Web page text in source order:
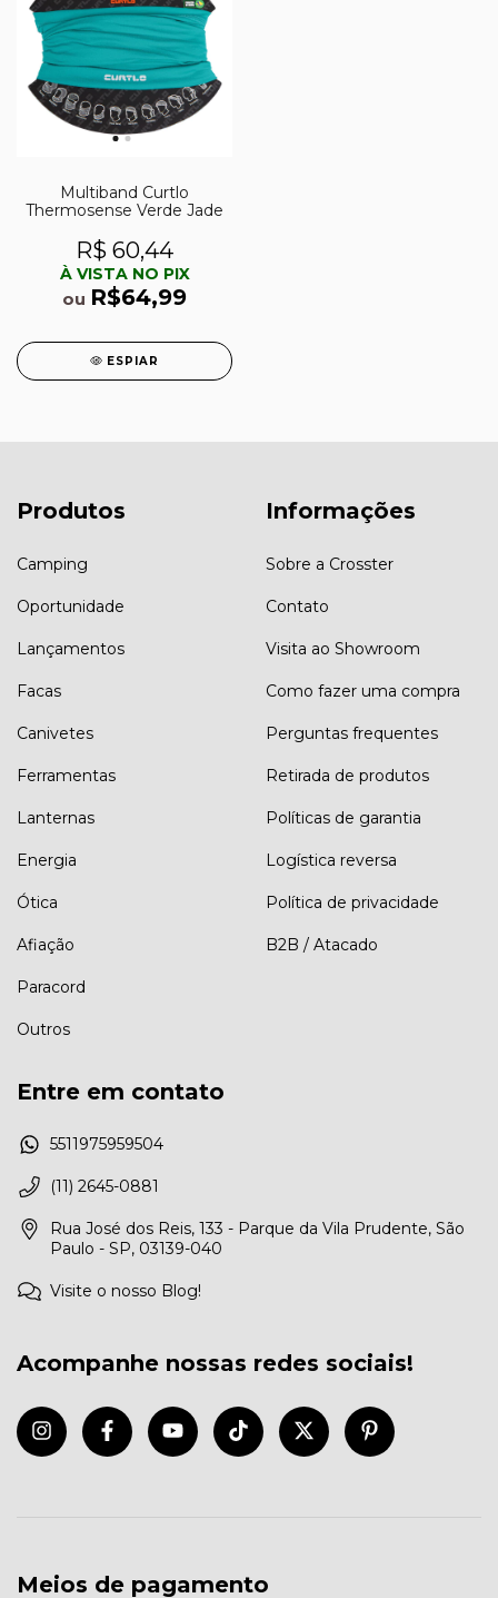
Multiband Curtlo
Thermosense Verde Jade
R$ 60,44
À VISTA NO PIX
ou R$64,99
ESPIAR
Produtos
Camping
Oportunidade
Lançamentos
Facas
Canivetes
Ferramentas
Lanternas
Energia
Ótica
Afiação
Paracord
Outros
Informações
Sobre a Crosster
Contato
Visita ao Showroom
Como fazer uma compra
Perguntas frequentes
Retirada de produtos
Políticas de garantia
Logística reversa
Política de privacidade
B2B / Atacado
Entre em contato
5511975959504
(11) 2645-0881
Rua José dos Reis, 133 - Parque da Vila Prudente, São
Paulo - SP, 03139-040
Visite o nosso Blog!
Acompanhe nossas redes sociais!
Meios de pagamento